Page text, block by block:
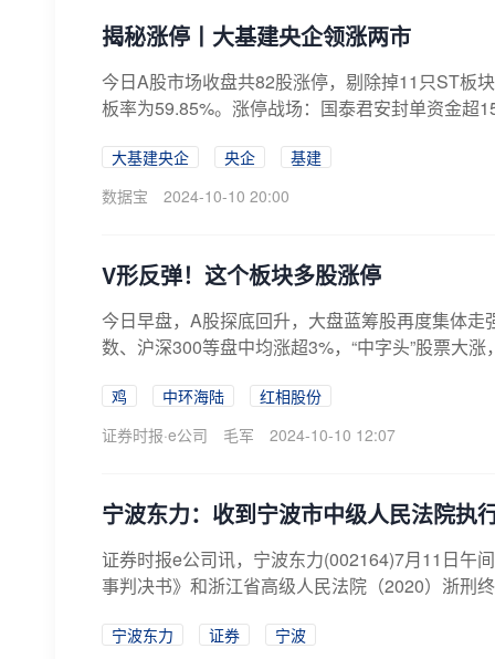
揭秘涨停丨大基建央企领涨两市
今日A股市场收盘共82股涨停，剔除掉11只ST板
板率为59.85%。涨停战场：国泰君安封单资金超
大基建央企 央企
基建
数据宝
2024-10-10 20:00
V形反弹！这个板块多股涨停
今日早盘，A股探底回升，大盘蓝筹股再度集体
数、沪深300等盘中均涨超3%，“中字头”股票大
鸡 中环海陆
红相股份
证券时报·e公司
毛军 2024-10-10 12:07
宁波东力：收到宁波市中级人民法院执
证券时报e公司讯，宁波东力(002164)7月11日午
事判决书》和浙江省高级人民法院（2020）浙刑
宁波东力 证券
宁波